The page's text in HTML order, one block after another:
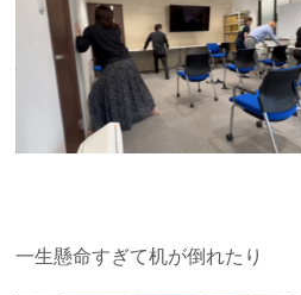
一生懸命すぎて机が倒れたり